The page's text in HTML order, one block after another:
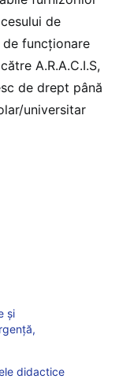
de
funcționare
A.R.A.C.I.S,
de drept până
universitar
și
didactice